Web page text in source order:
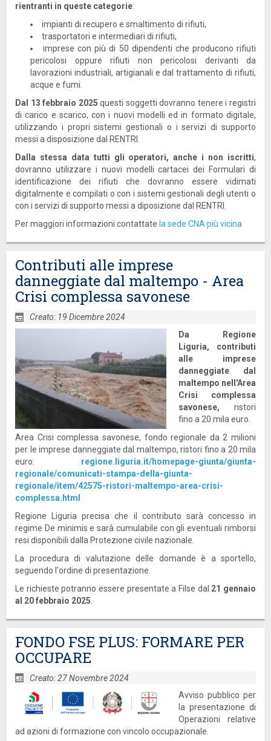
rientranti in queste categorie:
impianti di recupero e smaltimento di rifiuti,
trasportatori e intermediari di rifiuti,
imprese con più di 50 dipendenti che producono rifiuti
pericolosi oppure rifiuti non pericolosi derivanti da
lavorazioni industriali, artigianali e dal trattamento di rifiuti,
acque e fumi.
Dal 13 febbraio 2025 questi soggetti dovranno tenere i registri
di carico e scarico, con i nuovi modelli ed in formato digitale,
utilizzando i propri sistemi gestionali o i servizi di supporto
messi a disposizione dal RENTRI.
Dalla stessa data tutti gli operatori, anche i non iscritti,
dovranno utilizzare i nuovi modelli cartacei dei Formulari di
identificazione dei rifiuti che dovranno essere vidimati
digitalmente e compilati o con i sistemi gestionali degli utenti o
con i servizi di supporto messi a diposizione dal RENTRI.
Per maggiori informazioni contattate la sede CNA più vicina
Contributi alle imprese
danneggiate dal maltempo - Area
Crisi complessa savonese
Creato: 19 Dicembre 2024
Da Regione
Liguria, contributi
alle imprese
danneggiate dal
maltempo nell'Area
Crisi complessa
savonese, ristori
fino a 20 mila euro.
Area Crisi complessa savonese, fondo regionale da 2 milioni
per le imprese danneggiate dal maltempo, ristori fino a 20 mila
euro:
regione.liguria.it/homepage-giunta/giunta-
regionale/comunicati-stampa-della-giunta-
regionale/item/42575-ristori-maltempo-area-crisi-
complessa.html
Regione Liguria precisa che il contributo sarà concesso in
regime De minimis e sarà cumulabile con gli eventuali rimborsi
resi disponibili dalla Protezione civile nazionale.
La procedura di valutazione delle domande è a sportello,
seguendo l'ordine di presentazione.
Le richieste potranno essere presentate a Filse dal 21 gennaio
al 20 febbraio 2025
FONDO FSE PLUS: FORMARE PER
OCCUPARE
Creato: 27 Novembre 2024
Avviso pubblico per
la presentazione di
Operazioni relative
ad azioni di formazione con vincolo occupazionale.